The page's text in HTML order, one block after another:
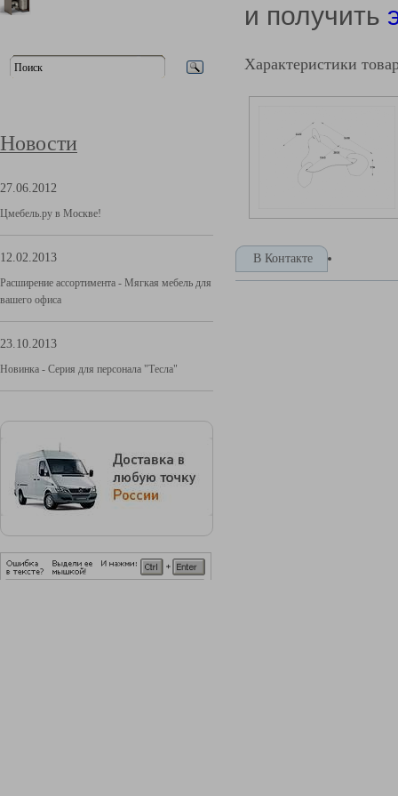
Новости
27.06.2012
Цмебель.ру в Москве!
12.02.2013
Расширение ассортимента - Мягкая мебель для
вашего офиса
23.10.2013
Новинка - Серия для персонала "Тесла"
и получить
Характеристики
В Контакте